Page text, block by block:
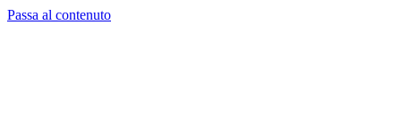
Passa al contenuto